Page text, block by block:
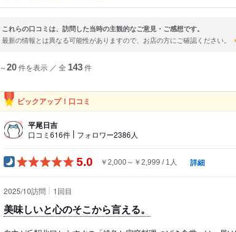
これらの口コミは、訪問した当時の主観的なご意見・ご感想です。
最新の情報とは異なる可能性がありますので、お店の方にご確認ください。
～20件を表示 ／ 全 143件
ピックアップ！口コミ
平尾日吉
口コミ616件 フォロワー2386人
5.0 ￥2,000～￥2,999 1人 詳細
2025/10訪問 1回目
美味しいと心のそこから言える。